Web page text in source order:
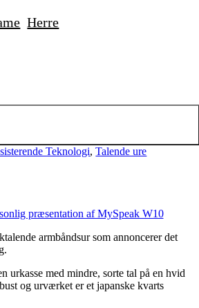
Herre
Teknologi,Talende ure
præsentation af MySpeak W10
armbåndsur som annoncerer det
urkasse med mindre, sorte tal på en hvid
og urværket er et japanske kvarts